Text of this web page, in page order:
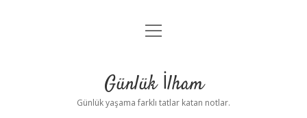
Anasayfa
Yasal Uyarı
menüyü
Günlük İlham
Günlük yaşama farklı tatlar katan notlar.